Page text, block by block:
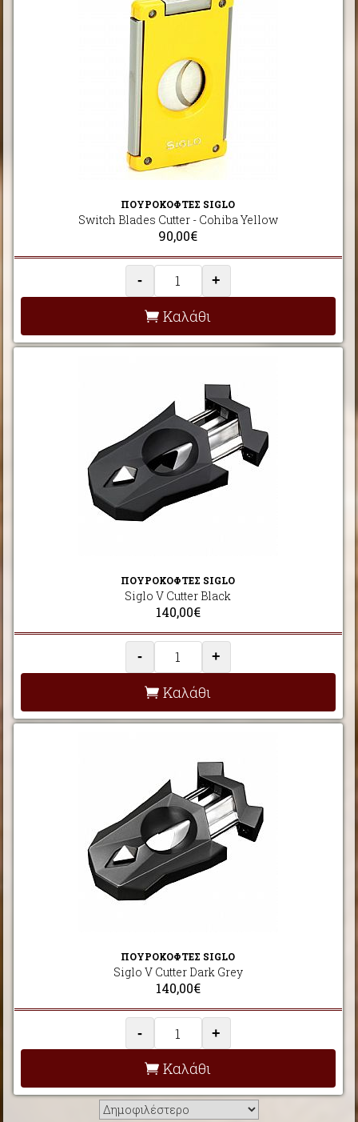
ΠΟΥΡΟΚΟΦΤΕΣ SIGLO
Switch Blades Cutter - Cohiba Yellow
90,00€
- +
Καλάθι
ΠΟΥΡΟΚΟΦΤΕΣ SIGLO
Siglo V Cutter Black
140,00€
- +
Καλάθι
ΠΟΥΡΟΚΟΦΤΕΣ SIGLO
Siglo V Cutter Dark Grey
140,00€
- +
Καλάθι